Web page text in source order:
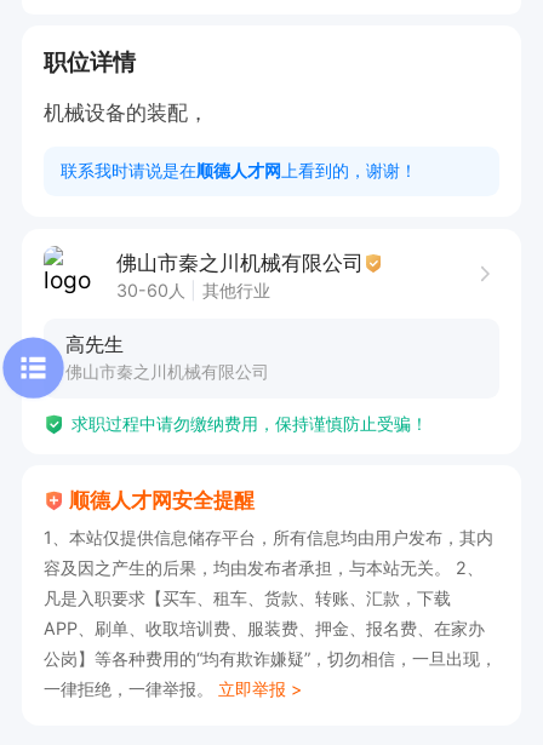
职位详情
机械设备的装配，
联系我时请说是在顺德人才网 上看到的，谢谢！
佛山市秦之川机械有限公司
30-60人 其他行业
高先生
佛山市秦之川机械有限公司
求职过程中请勿缴纳费用，保持谨慎防止受骗！
顺德人才网安全提醒
1、本站仅提供信息储存平台，所有信息均由用户发布，其内
容及因之产生的后果，均由发布者承担，与本站无关。 2、
凡是入职要求【买车、租车、货款、转账、汇款，下载
APP、刷单、收取培训费、服装费、押金、报名费、在家办
公岗】等各种费用的“均有欺诈嫌疑”，切勿相信，一旦出现，
一律拒绝，一律举报。 立即举报 >